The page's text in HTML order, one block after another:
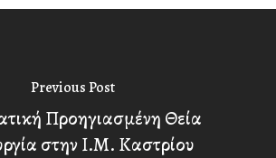
Previous Post
Προηγιασμένη Θεία
στην Ι.Μ. Καστρίου